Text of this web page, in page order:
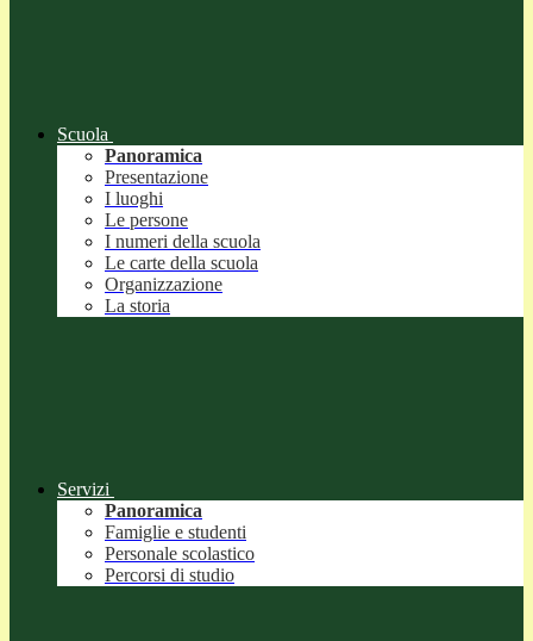
Scuola
Panoramica
Presentazione
I luoghi
Le persone
I numeri della scuola
Le carte della scuola
Organizzazione
La storia
Servizi
Panoramica
Famiglie e studenti
Personale scolastico
Percorsi di studio